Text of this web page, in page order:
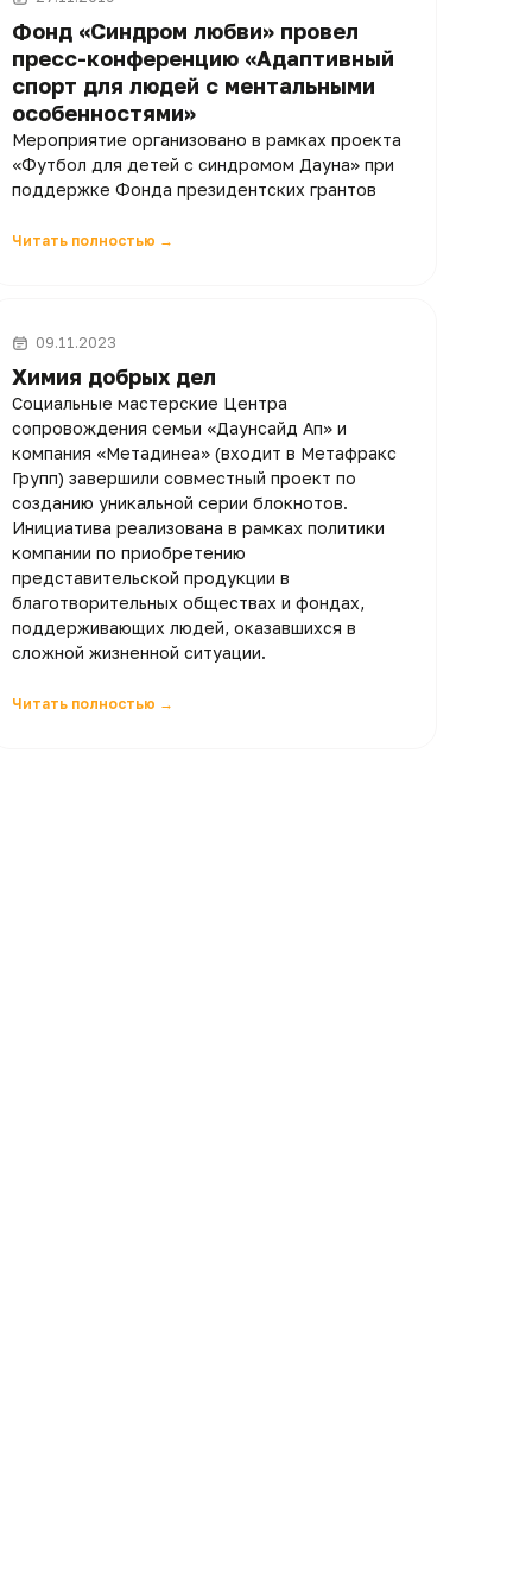
Фонд «Синдром любви» провел
пресс-конференцию «Адаптивный
спорт для людей с ментальными
особенностями»
Мероприятие организовано в рамках проекта
«Футбол для детей с синдромом Дауна» при
поддержке Фонда президентских грантов
Читать полностью →
09.11.2023
Химия добрых дел
Социальные мастерские Центра
сопровождения семьи «Даунсайд Ап» и
компания «Метадинеа» (входит в Метафракс
Групп) завершили совместный проект по
созданию уникальной серии блокнотов.
Инициатива реализована в рамках политики
компании по приобретению
представительской продукции в
благотворительных обществах и фондах,
поддерживающих людей, оказавшихся в
сложной жизненной ситуации.
Читать полностью →